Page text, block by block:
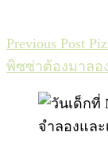
Previous Post
พิซซ่าต้องมาลอ